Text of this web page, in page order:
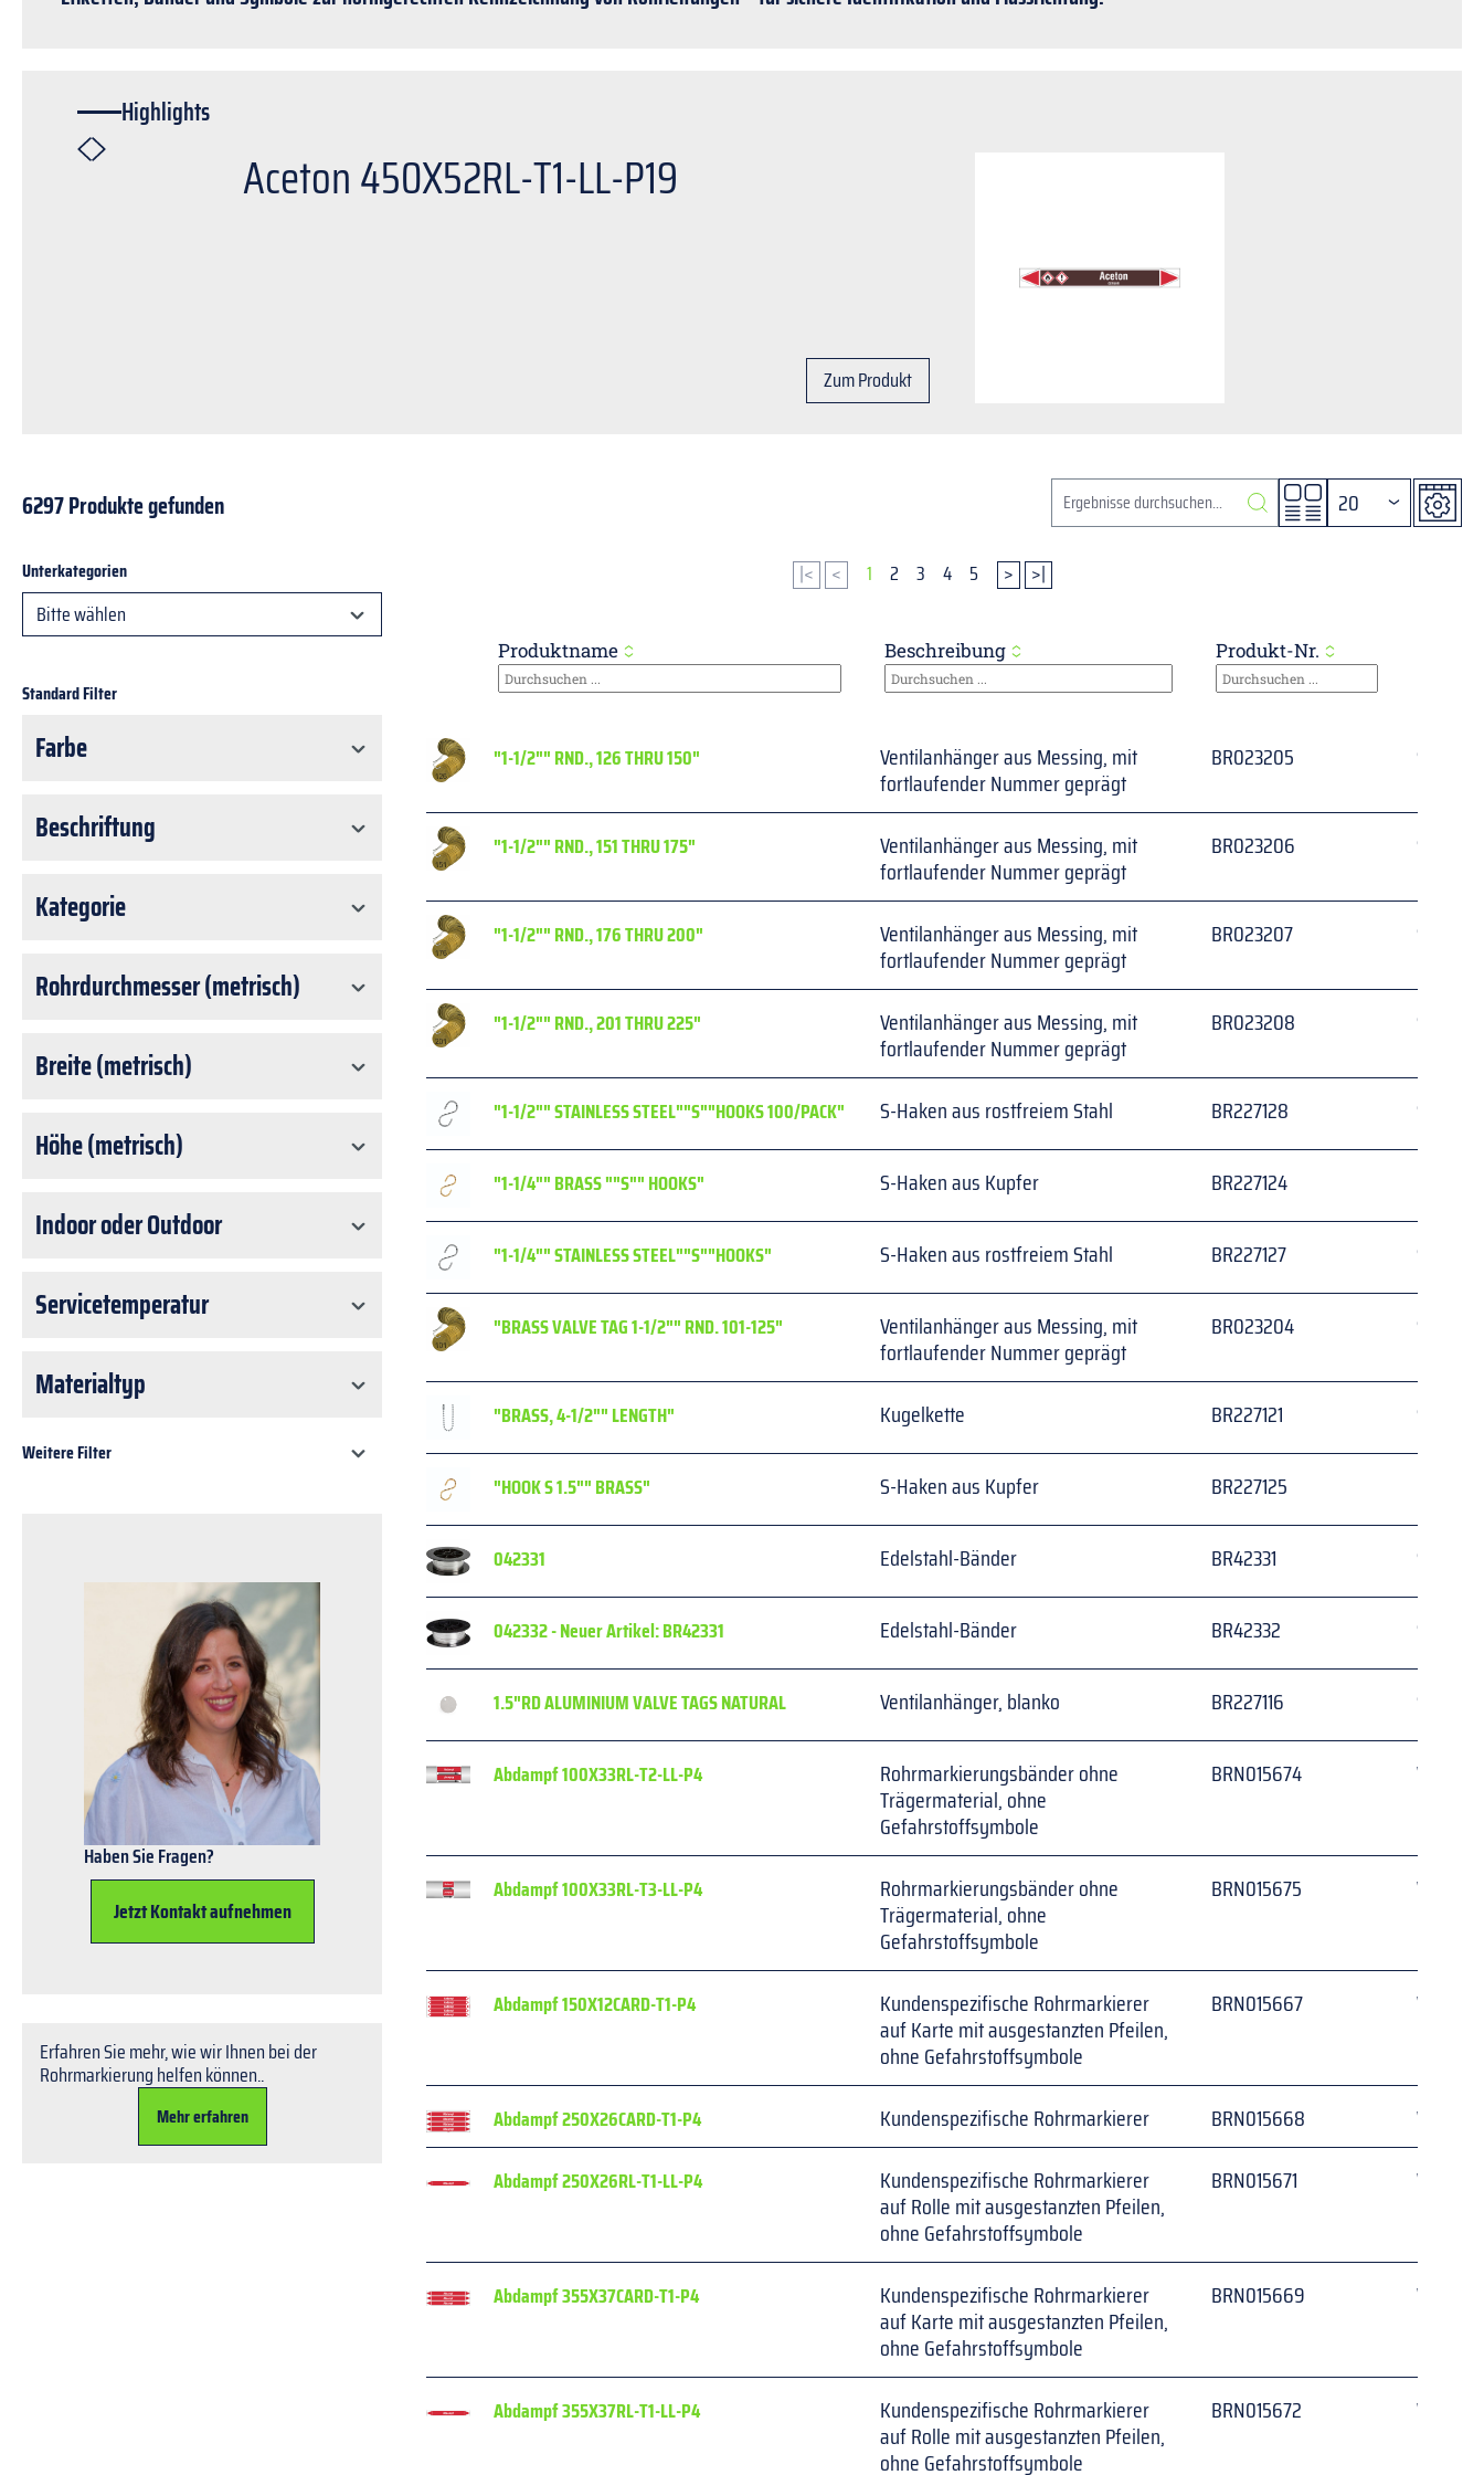
Highlights
Aceton 450X52RL-T1-LL-P19
Zum Produkt
6297 Produkte gefunden 20
Unterkategorien
Bitte wählen
Standard Filter
Farbe
Beschriftung
Kategorie
Rohrdurchmesser (metrisch)
Breite (metrisch)
Höhe (metrisch)
Indoor oder Outdoor
Servicetemperatur
Materialtyp
Weitere Filter
Haben Sie Fragen?
Jetzt Kontakt aufnehmen
Erfahren Sie mehr, wie wir Ihnen bei der
Rohrmarkierung helfen können..
Mehr erfahren
|< < 1 2 3 4 5 > >|
Produktname Beschreibung Produkt-Nr.
"1-1/2"" RND., 126 THRU 150" Ventilanhänger aus Messing, mit
fortlaufender Nummer geprägt
BR023205
"1-1/2"" RND., 151 THRU 175" Ventilanhänger aus Messing, mit
fortlaufender Nummer geprägt
BR023206
"1-1/2"" RND., 176 THRU 200" Ventilanhänger aus Messing, mit
fortlaufender Nummer geprägt
BR023207
"1-1/2"" RND., 201 THRU 225" Ventilanhänger aus Messing, mit
fortlaufender Nummer geprägt
BR023208
"1-1/2"" STAINLESS STEEL""S""HOOKS 100/PACK" S-Haken aus rostfreiem Stahl BR227128 Silber
"1-1/4"" BRASS ""S"" HOOKS" S-Haken aus Kupfer BR227124
"1-1/4"" STAINLESS STEEL""S""HOOKS" S-Haken aus rostfreiem Stahl BR227127 Silber
"BRASS VALVE TAG 1-1/2"" RND. 101-125" Ventilanhänger aus Messing, mit
fortlaufender Nummer geprägt
BR023204
"BRASS, 4-1/2"" LENGTH" Kugelkette BR227121 Silber
"HOOK S 1.5"" BRASS" S-Haken aus Kupfer BR227125
042331 Edelstahl-Bänder BR42331 Silber
042332 - Neuer Artikel: BR42331 Edelstahl-Bänder BR42332 Silber
1.5"RD ALUMINIUM VALVE TAGS NATURAL Ventilanhänger, blanko BR227116 Silber
Abdampf 100X33RL-T2-LL-P4 Rohrmarkierungsbänder ohne
Trägermaterial, ohne
Gefahrstoffsymbole
BRN015674 Weiß
Abdampf 100X33RL-T3-LL-P4 Rohrmarkierungsbänder ohne
Trägermaterial, ohne
Gefahrstoffsymbole
BRN015675 Weiß
Abdampf 150X12CARD-T1-P4 Kundenspezifische Rohrmarkierer
auf Karte mit ausgestanzten Pfeilen,
ohne Gefahrstoffsymbole
BRN015667 Weiß
Abdampf 250X26CARD-T1-P4 Kundenspezifische Rohrmarkierer BRN015668 Weiß
Abdampf 250X26RL-T1-LL-P4 Kundenspezifische Rohrmarkierer
auf Rolle mit ausgestanzten Pfeilen,
ohne Gefahrstoffsymbole
BRN015671 Weiß
Abdampf 355X37CARD-T1-P4 Kundenspezifische Rohrmarkierer
auf Karte mit ausgestanzten Pfeilen,
ohne Gefahrstoffsymbole
BRN015669 Weiß
Abdampf 355X37RL-T1-LL-P4 Kundenspezifische Rohrmarkierer
auf Rolle mit ausgestanzten Pfeilen,
ohne Gefahrstoffsymbole
BRN015672 Weiß